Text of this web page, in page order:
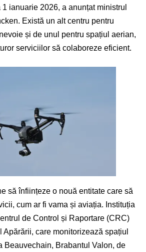
ianuarie 2026, a anunțat ministrul
Există un alt centru pentru
și de unul pentru spațiul aerian,
serviciilor să colaboreze eficient.
să înființeze o nouă entitate care să
cum ar fi vama și aviația. Instituția
de Control și Raportare (CRC)
Apărării, care monitorizează spațiul
Beauvechain, Brabantul Valon, de